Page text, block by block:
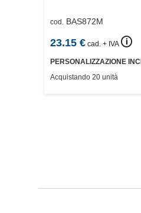
cod. BAS872M
23.15 € cad. + IVA 🛈
PERSONALIZZAZIONE
Acquistando 20 unità